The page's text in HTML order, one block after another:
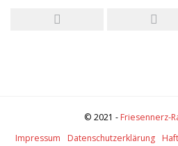
© 2021 - Friesennerz-
Impressum
Datenschutzerklärung